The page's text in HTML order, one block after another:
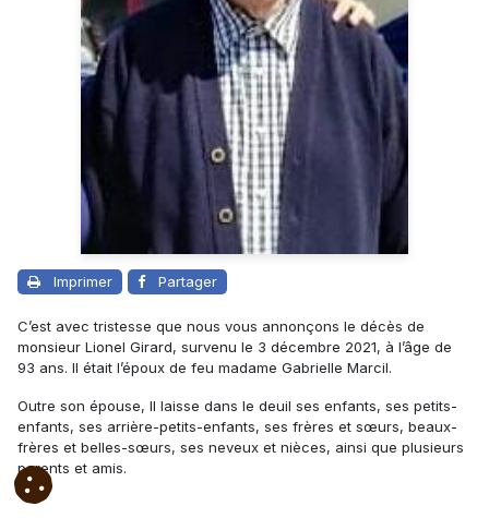
Imprimer Partager
C’est avec tristesse que nous vous annonçons le décès de
monsieur Lionel Girard, survenu le 3 décembre 2021, à l’âge de
93 ans. Il était l’époux de feu madame Gabrielle Marcil.
Outre son épouse, Il laisse dans le deuil ses enfants, ses petits-
enfants, ses arrière-petits-enfants, ses frères et sœurs, beaux-
frères et belles-sœurs, ses neveux et nièces, ainsi que plusieurs
parents et amis.